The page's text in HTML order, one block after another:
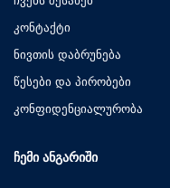
კონტაქტი
ნივთის დაბრუნება
წესები და პირობები
კონფიდენციალურობა
ᲩᲔᲛᲘ ᲐᲜᲒᲐᲠᲘᲨᲘ